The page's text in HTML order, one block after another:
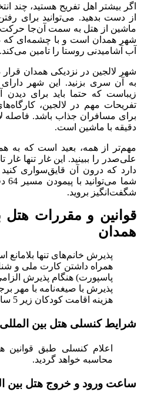
اگر بیشتر اهل تفریح هستید، چند
ماشین از هتل به سمت آن‌جا حرکت
شهر همدان است و با چشمه‌ای که
آب آشامیدنی روستا را تامین می‌کند.
شهر لالجین در نزدیکی همدان
به آن سری بزنید. این شهر
زیباست که حتما باید برای دیدن
تفریحات مهم در لالجین،
دقیقه با ماشین است.
مهم‌تر از همه، بعید است که به
علی‌صدر را ببینید. این غار تنها غار
دارد که درون آن قایق‌سواری کنید
شگفت‌انگیز بروید.
همدان
پذیرش خانم‌های تنها بلا‌مانع
همراه داشتن کارت ملی و
پاسپورت) هنگام پذیرش
پذیرش با صیغه‌نامه با مهر
هزینه اقامت کودکان زیر 5 سال رایگان محاسبه می‌گردد.
شرایط کنسلی هتل بین المللی
اعلام کنسلی طبق
محاسبه خواهد گردید.
ساعت ورود و خروج هتل بین المللی